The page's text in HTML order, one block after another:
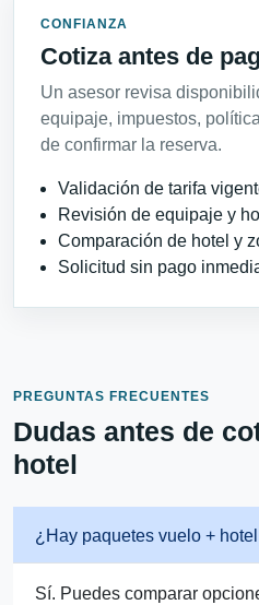
CONFIANZA
Cotiza antes de
Un asesor revisa
equipaje, impuestos,
de confirmar la reserva.
Validación de tarifa
Revisión de equipaje y
Comparación de hotel y
Solicitud sin pago
PREGUNTAS FRECUENTES
Dudas antes de
hotel
¿Hay paquetes vuelo +
Sí. Puedes comparar